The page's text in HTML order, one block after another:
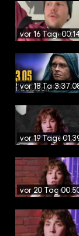
vor 16 Tagen
vor 18 Tagen
vor 19 Tagen
vor 20 Tagen